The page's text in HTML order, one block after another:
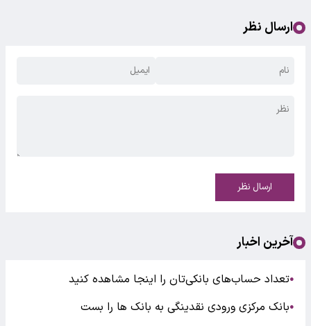
ارسال نظر
ارسال نظر
آخرین اخبار
●تعداد حساب‌های بانکی‌تان را اینجا مشاهده کنید
●بانک مرکزی ورودی نقدینگی به بانک ها را بست